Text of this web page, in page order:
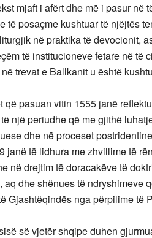
mjaft i afërt dhe më i pasur në
të posaçme kushtuar të njëjtës
në praktika të devocionit,
të institucioneve fetare në të
trevat e Ballkanit u është
pasuan vitin 1555 janë
një periudhe që me gjithë
dhe në proceset
janë të lidhura me zhvillime të
në drejtim të doracakëve të
aq dhe shënues të ndryshimeve
Gjashtëqindës nga përpilime të
së vjetër shqipe duhen